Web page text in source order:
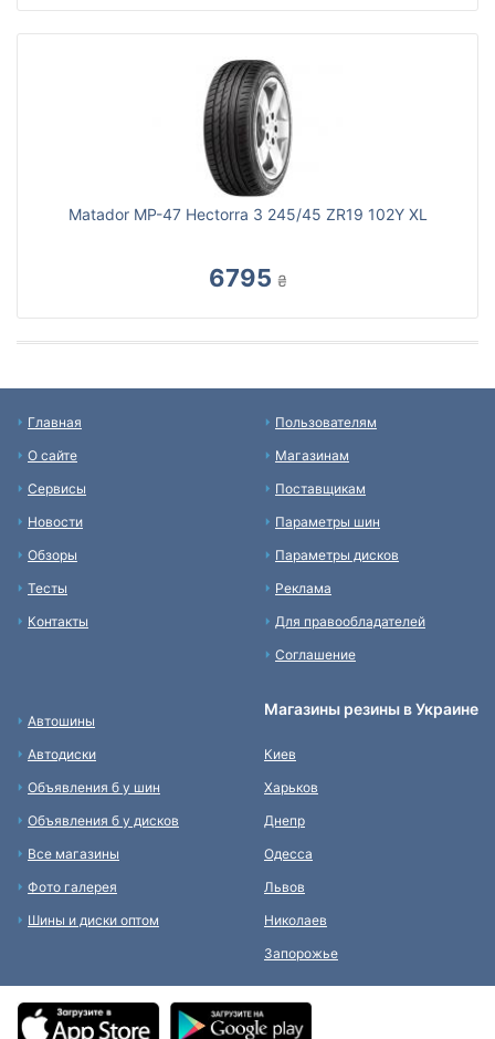
Matador MP-47 Hectorra 3 245/45 ZR19 102Y XL
6795 ₴
Главная
О сайте
Сервисы
Новости
Обзоры
Тесты
Контакты
Пользователям
Магазинам
Поставщикам
Параметры шин
Параметры дисков
Реклама
Для правообладателей
Соглашение
Автошины
Автодиски
Объявления б у шин
Объявления б у дисков
Все магазины
Фото галерея
Шины и диски оптом
Магазины резины в Украине
Киев
Харьков
Днепр
Одесса
Львов
Николаев
Запорожье